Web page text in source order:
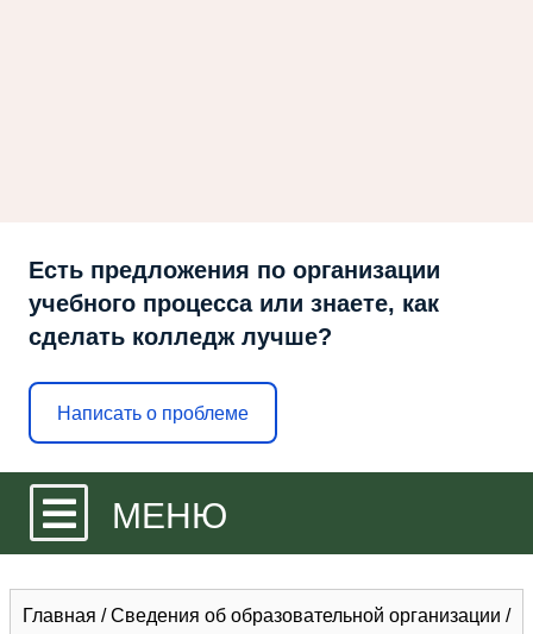
Есть предложения по организации
учебного процесса или знаете, как
сделать колледж лучше?
Написать о проблеме
МЕНЮ
Главная /Сведения об образовательной организации /